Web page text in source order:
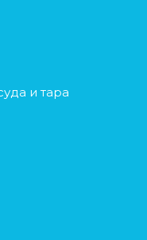
и тара